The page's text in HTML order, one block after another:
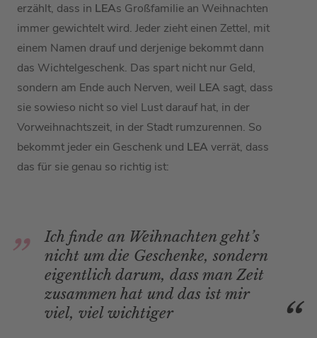
erzählt, dass in LEAs Großfamilie an Weihnachten
immer gewichtelt wird. Jeder zieht einen Zettel, mit
einem Namen drauf und derjenige bekommt dann
das Wichtelgeschenk. Das spart nicht nur Geld,
sondern am Ende auch Nerven, weil LEA sagt, dass
sie sowieso nicht so viel Lust darauf hat, in der
Vorweihnachtszeit, in der Stadt rumzurennen. So
bekommt jeder ein Geschenk und LEA verrät, dass
das für sie genau so richtig ist:
Ich finde an Weihnachten geht’s
nicht um die Geschenke, sondern
eigentlich darum, dass man Zeit
zusammen hat und das ist mir
viel, viel wichtiger